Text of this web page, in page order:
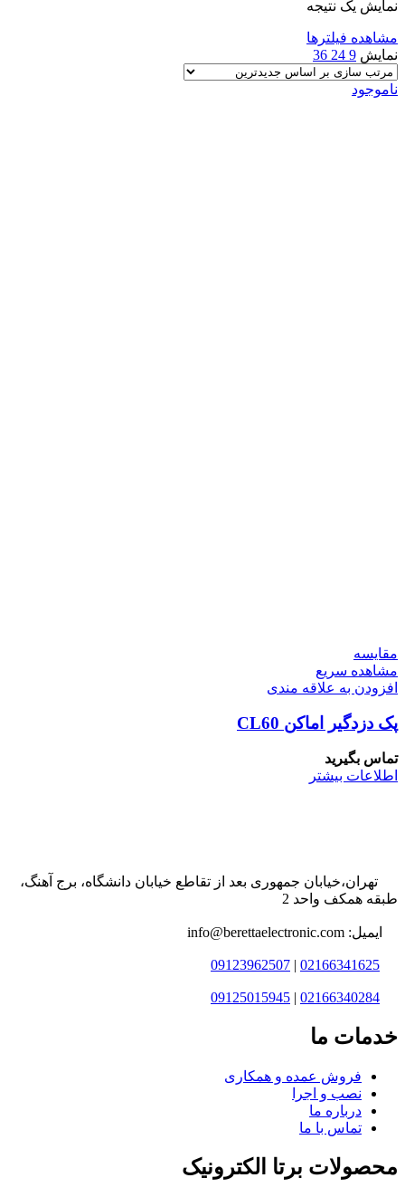
نمایش یک نتیجه
مشاهده فیلترها
نمایش 9
24
36
ناموجود
مقایسه
مشاهده سریع
افزودن به علاقه مندی
پک دزدگیر اماکن CL60
تماس بگیرید
اطلاعات بیشتر
تهران،خیابان جمهوری بعد از تقاطع خیابان دانشگاه، برج آهنگ،
طبقه همکف واحد 2
ایمیل: info@berettaelectronic.com
02166341625
|
09123962507
02166340284
|
09125015945
خدمات ما
فروش عمده و همکاری
نصب و اجرا
درباره ما
تماس با ما
محصولات برتا الکترونیک